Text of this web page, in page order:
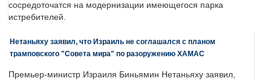
сосредоточатся на модернизации имеющегося парка
истребителей.
Нетаньяху заявил, что Израиль не соглашался с планом
трамповского "Совета мира" по разоружению ХАМАС
Премьер-министр Израиля Биньямин Нетаньяху заявил,